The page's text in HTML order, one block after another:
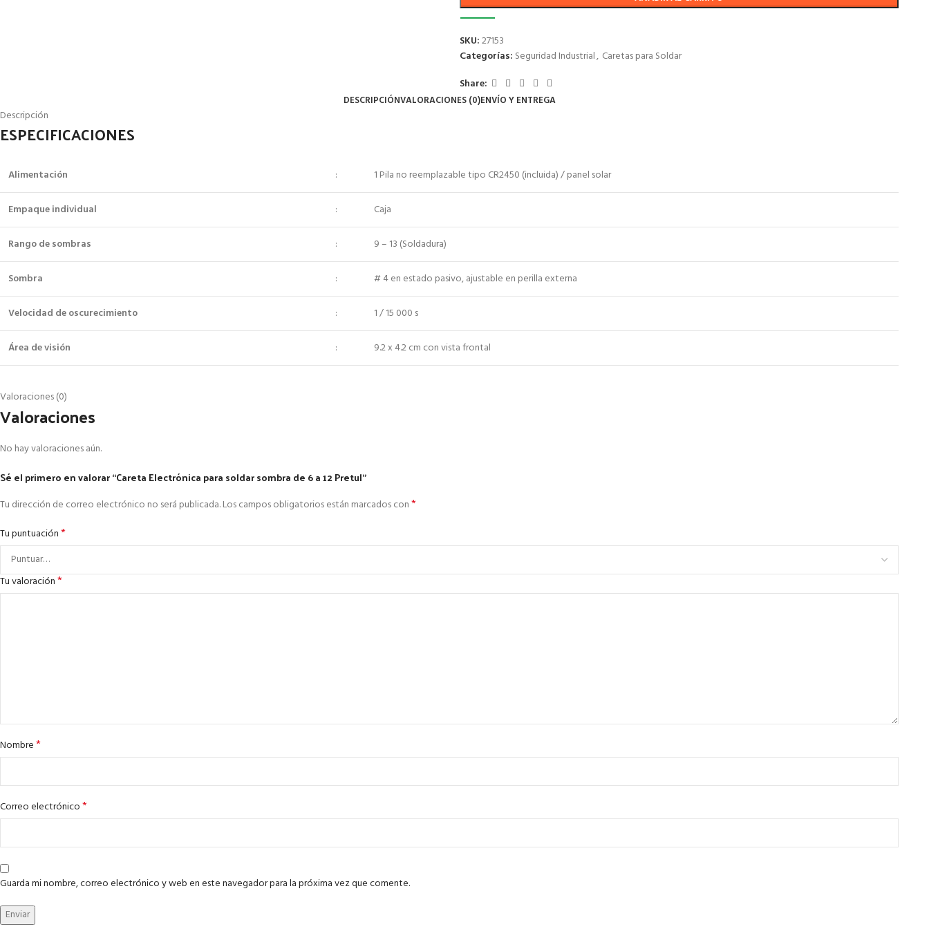
SKU:27153
Categorías: Seguridad Industrial, Caretas para Soldar
Share:
DESCRIPCIÓNVALORACIONES (0)ENVÍO Y ENTREGA
Descripción
ESPECIFICACIONES
Alimentación : 1 Pila no reemplazable tipo CR2450 (incluida) / panel solar
Empaque individual : Caja
Rango de sombras : 9 – 13 (Soldadura)
Sombra : # 4 en estado pasivo, ajustable en perilla externa
Velocidad de oscurecimiento : 1 / 15 000 s
Área de visión : 9.2 x 4.2 cm con vista frontal
Valoraciones (0)
Valoraciones
No hay valoraciones aún.
Sé el primero en valorar “Careta Electrónica para soldar sombra de 6 a 12 Pretul”
Tu dirección de correo electrónico no será publicada.Los campos obligatorios están marcados con*
Tu puntuación*
Tu valoración*
Nombre*
Correo electrónico*
Guarda mi nombre, correo electrónico y web en este navegador para la próxima vez que comente.